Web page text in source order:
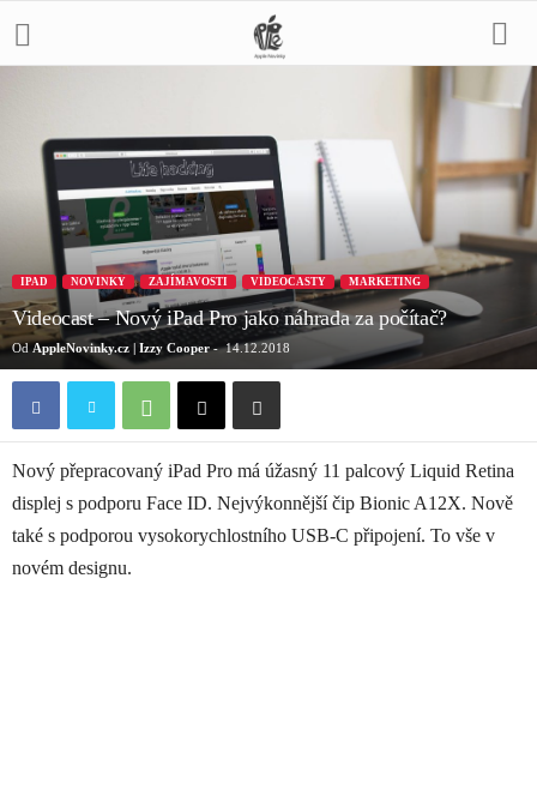
IPAD NOVINKY ZAJÍMAVOSTI VIDEOCASTY MARKETING
Videocast – Nový iPad Pro jako náhrada za počítač?
Od AppleNovinky.cz | Izzy Cooper- 14.12.2018
Nový přepracovaný iPad Pro má úžasný 11 palcový Liquid Retina
displej s podporu Face ID. Nejvýkonnější čip Bionic A12X. Nově
také s podporou vysokorychlostního USB-C připojení. To vše v
novém designu.